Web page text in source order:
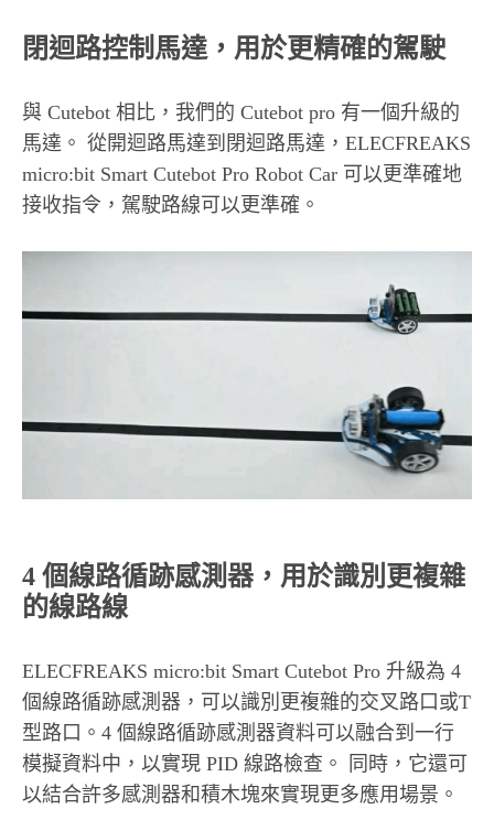
閉迴路控制馬達，用於更精確的駕駛
與 Cutebot 相比，我們的 Cutebot pro 有一個升級的
馬達。 從開迴路馬達到閉迴路馬達，ELECFREAKS
micro:bit Smart Cutebot Pro Robot Car 可以更準確地
接收指令，駕駛路線可以更準確。
4 個線路循跡感測器，用於識別更複雜
的線路線
ELECFREAKS micro:bit Smart Cutebot Pro 升級為 4
個線路循跡感測器，可以識別更複雜的交叉路口或T
型路口。4 個線路循跡感測器資料可以融合到一行
模擬資料中，以實現 PID 線路檢查。 同時，它還可
以結合許多感測器和積木塊來實現更多應用場景。